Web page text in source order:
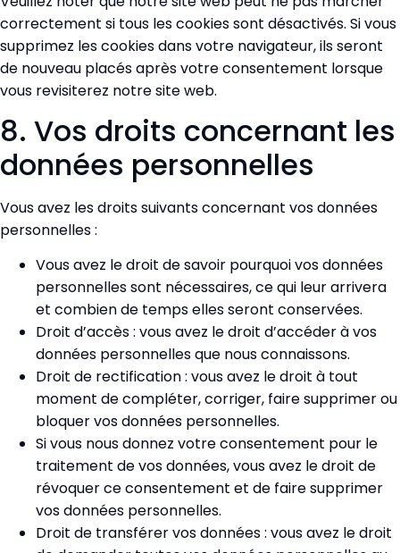
correctement si tous les cookies sont désactivés. Si vous
supprimez les cookies dans votre navigateur, ils seront
de nouveau placés après votre consentement lorsque
vous revisiterez notre site web.
8. Vos droits concernant les
données personnelles
Vous avez les droits suivants concernant vos données
personnelles :
Vous avez le droit de savoir pourquoi vos données
personnelles sont nécessaires, ce qui leur arrivera
et combien de temps elles seront conservées.
Droit d’accès : vous avez le droit d’accéder à vos
données personnelles que nous connaissons.
Droit de rectification : vous avez le droit à tout
moment de compléter, corriger, faire supprimer ou
bloquer vos données personnelles.
Si vous nous donnez votre consentement pour le
traitement de vos données, vous avez le droit de
révoquer ce consentement et de faire supprimer
vos données personnelles.
Droit de transférer vos données : vous avez le droit